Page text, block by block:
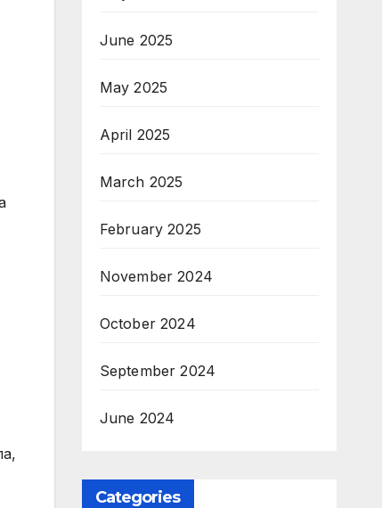
June 2025
May 2025
April 2025
March 2025
February 2025
November 2024
October 2024
September 2024
June 2024
Categories